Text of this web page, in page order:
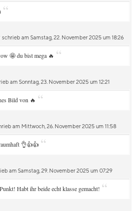
“
schrieb am Samstag, 22. November 2025 um 18:26
🤩 du bist mega 🔥 “
am Sonntag, 23. November 2025 um 12:21
Bild von 🔥 “
am Mittwoch, 26. November 2025 um 11:58
👌👍👍 “
am Samstag, 29. November 2025 um 07:29
Habt ihr beide echt klasse gemacht! “